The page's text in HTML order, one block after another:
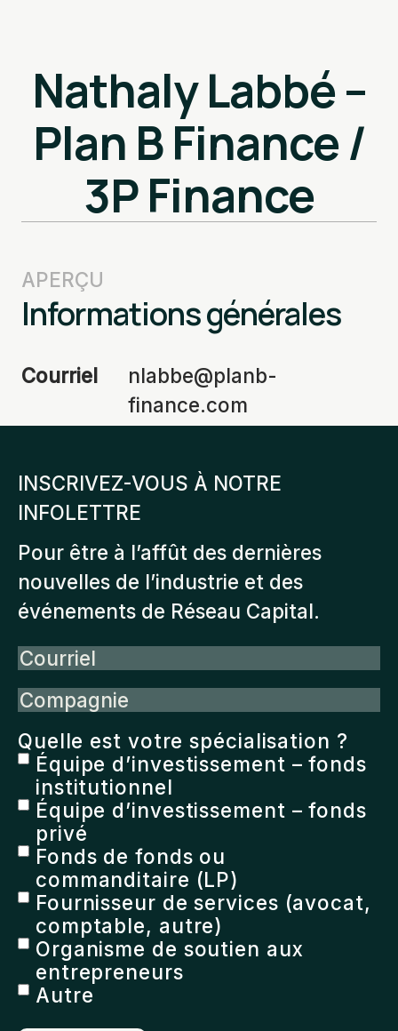
Nathaly Labbé –
Plan B Finance /
3P Finance
APERÇU
Informations générales
Courriel
nlabbe@planb-
finance.com
INSCRIVEZ-VOUS À NOTRE
INFOLETTRE
Pour être à l’affût des dernières
nouvelles de l’industrie et des
événements de Réseau Capital.
Courriel
Compagnie
Quelle est votre spécialisation ?
Équipe d’investissement – fonds
institutionnel
Équipe d’investissement – fonds
privé
Fonds de fonds ou
commanditaire (LP)
Fournisseur de services (avocat,
comptable, autre)
Organisme de soutien aux
entrepreneurs
Autre